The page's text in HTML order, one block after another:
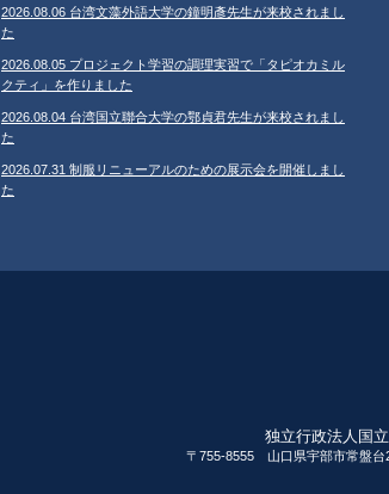
2026.08.06 台湾文藻外語大学の鐘明彥先生が来校されまし
た
2026.08.05 プロジェクト学習の調理実習で「タピオカミル
クティ」を作りました
2026.08.04 台湾国立聯合大学の鄂貞君先生が来校されまし
た
2026.07.31 制服リニューアルのための展示会を開催しまし
た
独立行政法人国
〒755-8555 山口県宇部市常盤